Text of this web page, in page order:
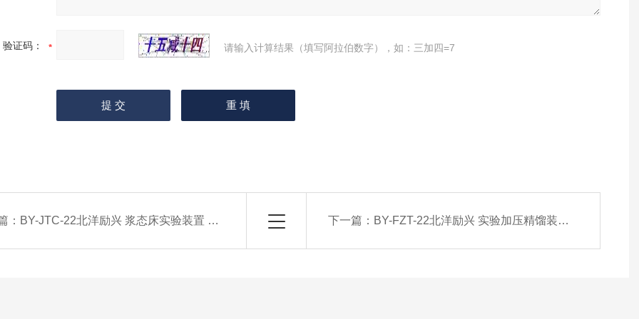
验证码： 请输入计算结果（填写阿拉伯数字），如：三加四=7
： BY-JTC-22北洋励兴 浆态床实验装置 催化剂评价装置 下一篇： BY-FZT-22北洋励兴 实验加压精馏装置 分子蒸馏塔